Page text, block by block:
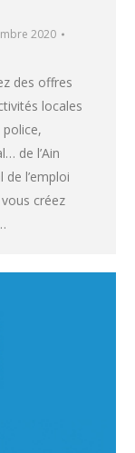
2020
des offres
locales
de l’Ain
l’emploi
créez